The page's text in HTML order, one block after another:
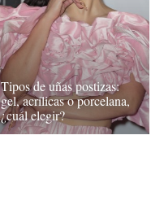
Tipos de uñas postizas:
gel, acrílicas o porcelana,
¿cuál elegir?